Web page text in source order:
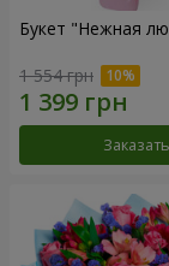
Букет "Нежная
1 554 грн
Заказать